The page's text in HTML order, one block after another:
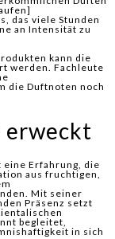
das viele Stunden
an Intensität zu
kann die
werden. Fachleute
die Duftnoten noch
erweckt
Erfahrung, die
aus fruchtigen,
Mit seiner
Präsenz setzt
begleitet,
in sich